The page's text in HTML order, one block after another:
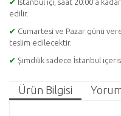
✔ İstanbul içi, saat 20:00'a
edilir.
✔ Cumartesi ve Pazar günü
teslim edilecektir.
✔ Şimdilik sadece İstanbul
Ürün Bilgisi